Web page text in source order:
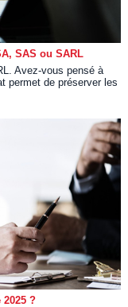
SAS ou SARL
Avez-vous pensé à
permet de préserver les
?